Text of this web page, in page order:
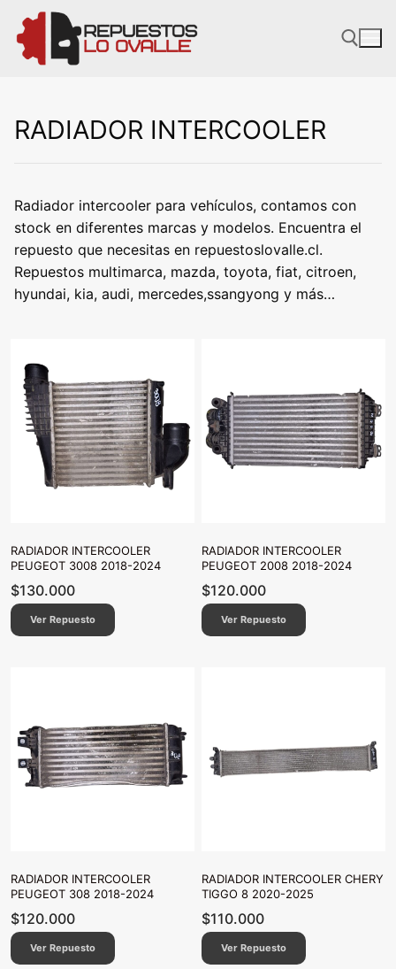
contenido
RADIADOR INTERCOOLER
Radiador intercooler para vehículos, contamos con
stock en diferentes marcas y modelos. Encuentra el
repuesto que necesitas en repuestoslovalle.cl.
Repuestos multimarca, mazda, toyota, fiat, citroen,
hyundai, kia, audi, mercedes,ssangyong y más…
RADIADOR INTERCOOLER
PEUGEOT 3008 2018-2024
$130.000
Ver Repuesto
RADIADOR INTERCOOLER
PEUGEOT 2008 2018-2024
$120.000
Ver Repuesto
RADIADOR INTERCOOLER
PEUGEOT 308 2018-2024
$120.000
Ver Repuesto
RADIADOR INTERCOOLER CHERY
TIGGO 8 2020-2025
$110.000
Ver Repuesto